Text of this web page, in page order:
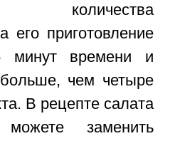
количества
его приготовление
минут времени и
чем четыре
В рецепте салата
заменить